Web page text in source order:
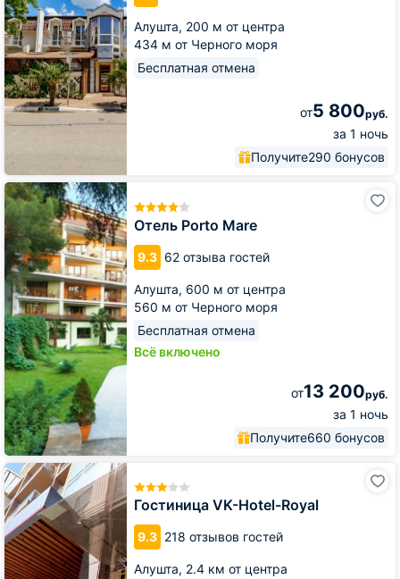
Алушта, 200 м от центра
434 м от Черного моря
Бесплатная отмена
от5 800руб.
за 1 ночь
Получите290 бонусов
Отель Porto Mare
9.3 62 отзыва гостей
Алушта, 600 м от центра
560 м от Черного моря
Бесплатная отмена
Всё включено
от13 200руб.
за 1 ночь
Получите660 бонусов
Отель
Porto
Mare
Гостиница VK-Hotel-Royal
9.3 218 отзывов гостей
Алушта, 2.4 км от центра
Гостиница
VK-
Hotel-
Royal